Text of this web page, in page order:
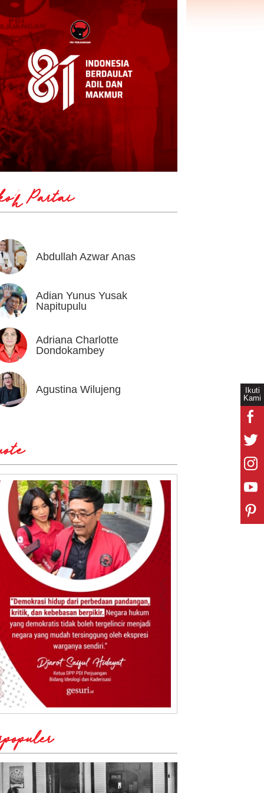
Ikuti
Kami
Partai
Abdullah Azwar Anas
Adian Yunus Yusak
Napitupulu
Adriana Charlotte
Dondokambey
Agustina Wilujeng Andi